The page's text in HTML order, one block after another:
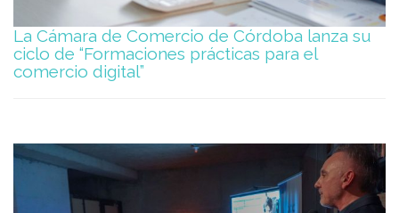
La Cámara de Comercio de Córdoba lanza su
ciclo de “Formaciones prácticas para el
comercio digital”